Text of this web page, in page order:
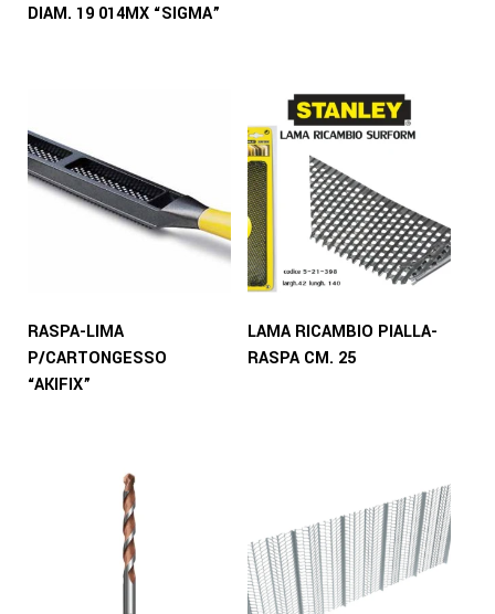
DIAM. 19 014MX “SIGMA”
RASPA-LIMA
P/CARTONGESSO
“AKIFIX”
LAMA RICAMBIO PIALLA-
RASPA CM. 25